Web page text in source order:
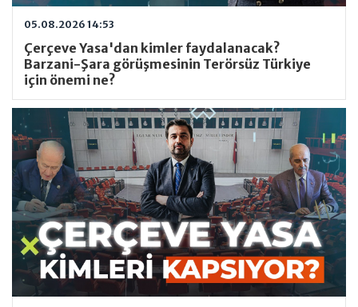
05.08.2026 14:53
Çerçeve Yasa'dan kimler faydalanacak?
Barzani-Şara görüşmesinin Terörsüz Türkiye
için önemi ne?